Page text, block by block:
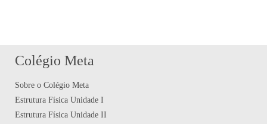
Colégio Meta
Sobre o Colégio Meta
Estrutura Física Unidade I
Estrutura Física Unidade II